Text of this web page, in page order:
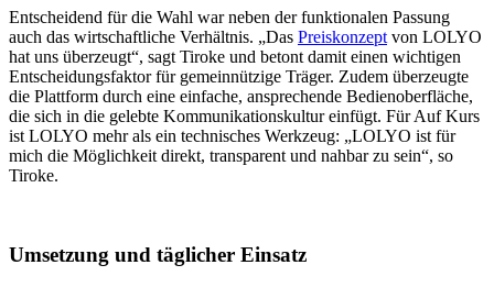
Entscheidend für die Wahl war neben der funktionalen Passung
auch das wirtschaftliche Verhältnis. „Das Preiskonzept von LOLYO
hat uns überzeugt“, sagt Tiroke und betont damit einen wichtigen
Entscheidungsfaktor für gemeinnützige Träger. Zudem überzeugte
die Plattform durch eine einfache, ansprechende Bedienoberfläche,
die sich in die gelebte Kommunikationskultur einfügt. Für Auf Kurs
ist LOLYO mehr als ein technisches Werkzeug: „LOLYO ist für
mich die Möglichkeit direkt, transparent und nahbar zu sein“, so
Tiroke.
Umsetzung und täglicher Einsatz